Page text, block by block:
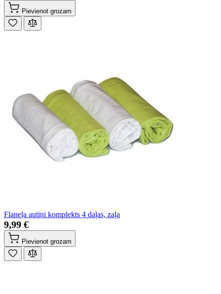
Pievienot grozam
Flaneļa autiņi komplekts 4 daļas, zaļa
9,99 €
Pievienot grozam